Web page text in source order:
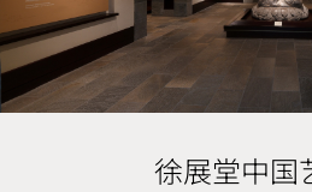
徐展堂中国